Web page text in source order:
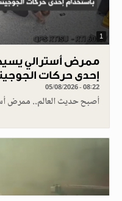
1
ممرض أسترالي
إحدى حركات
05/08/2026 - 08:22
أصبح حديث العالم.. ممرض